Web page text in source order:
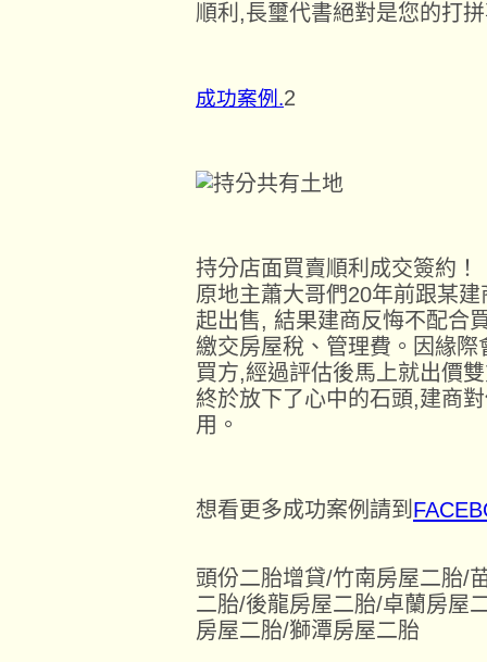
順利,長璽代書絕對是您的打
成功案例.2
持分店面買賣順利成交簽約！
原地主蕭大哥們20年前跟某
起出售, 結果建商反悔不配合
繳交房屋稅、管理費。因緣
買方,經過評估後馬上就出價
終於放下了心中的石頭,建商
用。
想看更多成功案例請到
頭份二胎增貸/竹南房屋二胎/
二胎/後龍房屋二胎/卓蘭房屋
房屋二胎/獅潭房屋二胎